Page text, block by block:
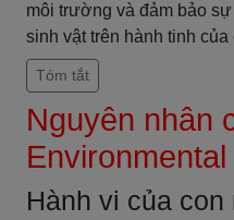
môi trường và đảm bảo
sinh vật trên hành tinh của
Tóm tắt
Nguyên nhân
Hành vi của